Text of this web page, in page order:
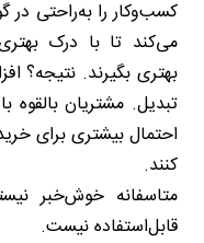
کسب‌وکار را به‌راحتی در
می‌کند تا با درک
بهتری بگیرند. نتیجه؟
تبدیل. مشتریان
احتمال بیشتری برای
کنند.
متاسفانه خوش‌خبر
قابل‌استفاده نیست.